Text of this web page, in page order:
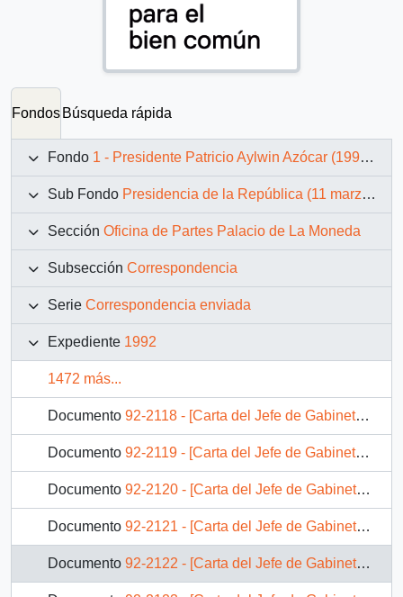
Fondos Búsqueda rápida
Fondo 1 - Presidente Patricio Aylwin Azócar (1990-1994)
Sub Fondo Presidencia de la República (11 marzo 1990 – 11 marzo 1994)
Sección Oficina de Partes Palacio de La Moneda
Subsección Correspondencia
Serie Correspondencia enviada
Expediente 1992
1472 más...
Documento 92-2118 - [Carta del Jefe de Gabinete de la Presidencia a Jefe de División Jurídico-Legislativa]
Documento 92-2119 - [Carta del Jefe de Gabinete de la Presidencia a SEREMI de Vivienda V Región]
Documento 92-2120 - [Carta del Jefe de Gabinete de la Presidencia a Gobernador Provincial de Cautín]
Documento 92-2121 - [Carta del Jefe de Gabinete de la Presidencia a Alcalde (S) de Peñalolén]
Documento 92-2122 - [Carta del Jefe de Gabinete de la Presidencia a Superintendente de Bancos e Instituciones Financieras]